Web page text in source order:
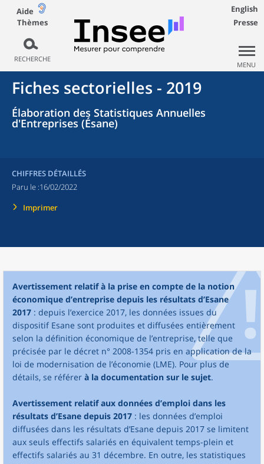
Aide
Thèmes
RECHERCHE
English
Presse
MENU
Fiches sectorielles - 2019
Élaboration des Statistiques Annuelles
d'Entreprises (Ésane)
CHIFFRES DÉTAILLÉS
Paru le :16/02/2022
Imprimer
Avertissement relatif à la prise en compte de la notion
économique d’entreprise depuis les résultats d’Esane
2017 : depuis l’exercice 2017, les données issues du
dispositif Esane sont produites et diffusées entièrement
selon la définition économique de l’entreprise, telle que
précisée par le décret n° 2008-1354 pris en application de la
loi de modernisation de l’économie (LME). Pour plus de
détails, se référer à la documentation sur le sujet.
Avertissement relatif aux données d’emploi dans les
résultats d’Esane depuis 2017 : les données d’emploi
diffusées dans les résultats d’Esane depuis 2017 se limitent
aux seuls effectifs salariés en équivalent temps-plein et
effectifs salariés au 31 décembre. En outre, les statistiques